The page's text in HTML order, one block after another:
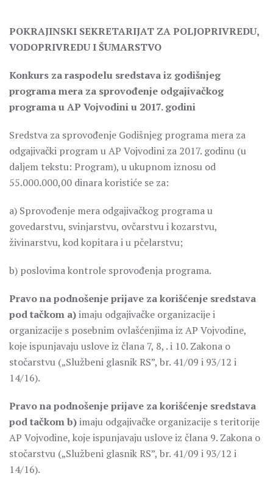
POKRAJINSKI SEKRETARIJAT ZA POLJOPRIVREDU,
VODOPRIVREDU I ŠUMARSTVO
Konkurs za raspodelu sredstava iz godišnjeg
programa mera za sprovođenje odgajivačkog
programa u AP Vojvodini u 2017. godini
Sredstva za sprovođenje Godišnjeg programa mera za
odgajivački program u AP Vojvodini za 2017. godinu (u
daljem tekstu: Program), u ukupnom iznosu od
55.000.000,00 dinara koristiće se za:
a) Sprovođenje mera odgajivačkog programa u
govedarstvu, svinjarstvu, ovčarstvu i kozarstvu,
živinarstvu, kod kopitara i u pčelarstvu;
b) poslovima kontrole sprovođenja programa.
Pravo na podnošenje prijave za korišćenje sredstava
pod tačkom a)imaju odgajivačke organizacije i
organizacije s posebnim ovlašćenjima iz AP Vojvodine,
koje ispunjavaju uslove iz člana 7, 8, . i 10. Zakona o
stočarstvu („Službeni glasnik RS”, br. 41/09 i 93/12 i
14/16).
Pravo na podnošenje prijave za korišćenje sredstava
pod tačkom b)imaju odgajivačke organizacije s teritorije
AP Vojvodine, koje ispunjavaju uslove iz člana 9. Zakona o
stočarstvu („Službeni glasnik RS”, br. 41/09 i 93/12 i
14/16).